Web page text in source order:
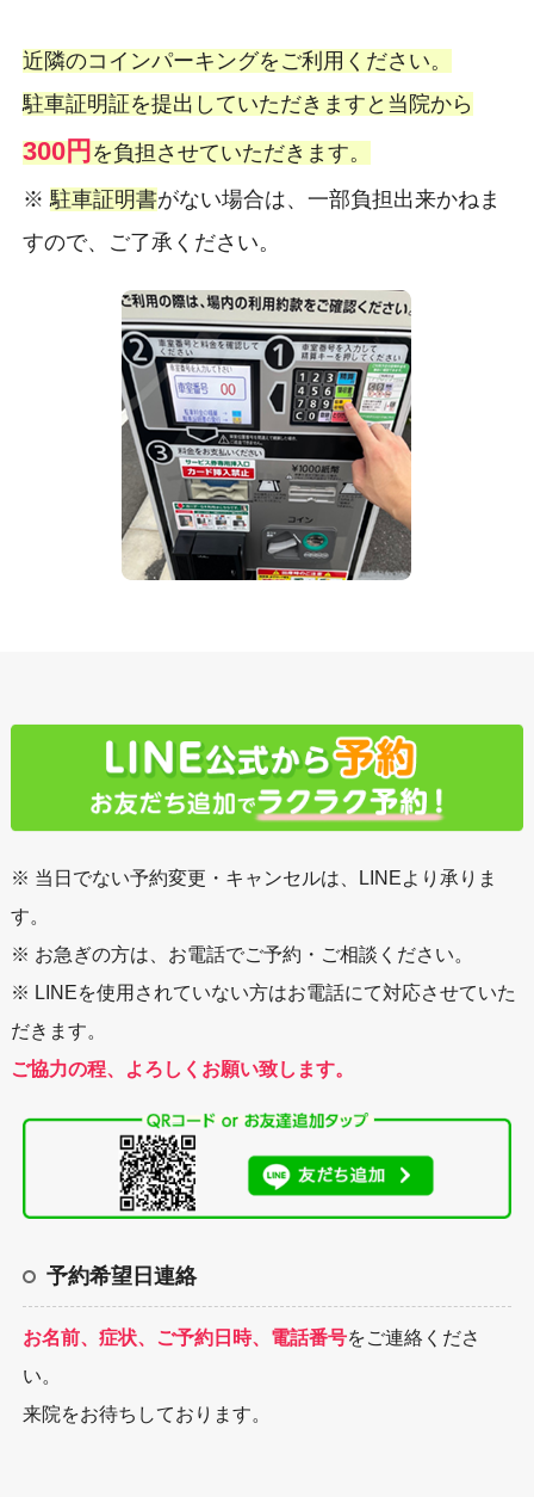
近隣のコインパーキングをご利用ください。
駐車証明証を提出していただきますと当院から
300円を負担させていただきます。
※ 駐車証明書がない場合は、一部負担出来かねま
すので、ご了承ください。
※ 当日でない予約変更・キャンセルは、LINEより承りま
す。
※ お急ぎの方は、お電話でご予約・ご相談ください。
※ LINEを使用されていない方はお電話にて対応させていた
だきます。
ご協力の程、よろしくお願い致します。
予約希望日連絡
お名前、症状、ご予約日時、電話番号をご連絡くださ
い。
来院をお待ちしております。